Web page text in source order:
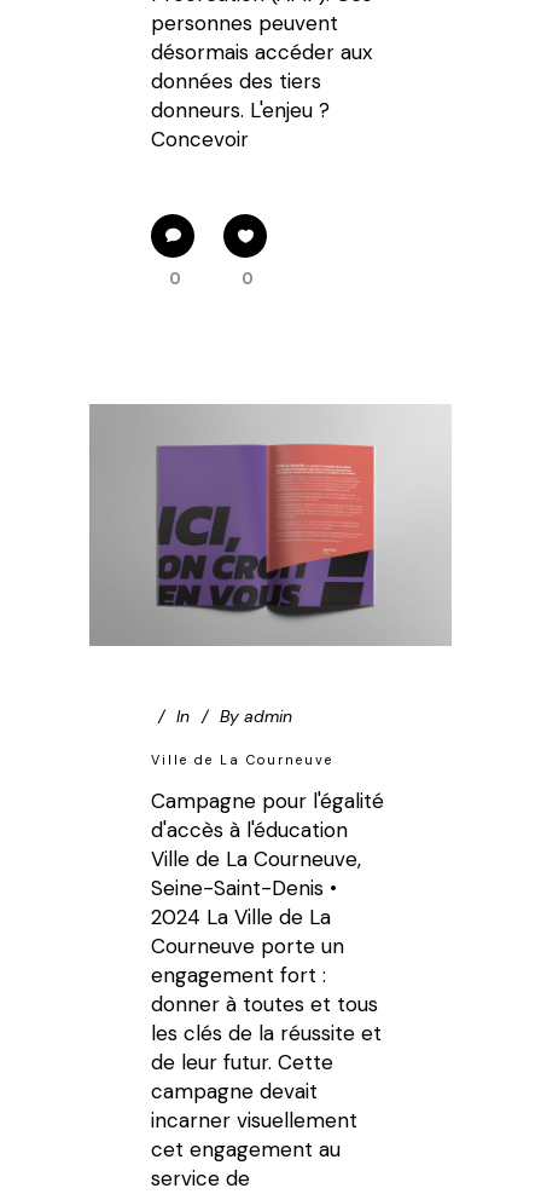
personnes peuvent
désormais accéder aux
données des tiers
donneurs. L'enjeu ?
Concevoir
0 0
In By admin
Ville de La Courneuve
Campagne pour l'égalité
d'accès à l'éducation
Ville de La Courneuve,
Seine-Saint-Denis •
2024 La Ville de La
Courneuve porte un
engagement fort :
donner à toutes et tous
les clés de la réussite et
de leur futur. Cette
campagne devait
incarner visuellement
cet engagement au
service de